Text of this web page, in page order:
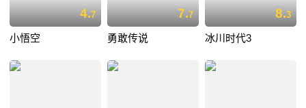
4.7
小悟空
7.7
勇敢传说
8.3
冰川时代3